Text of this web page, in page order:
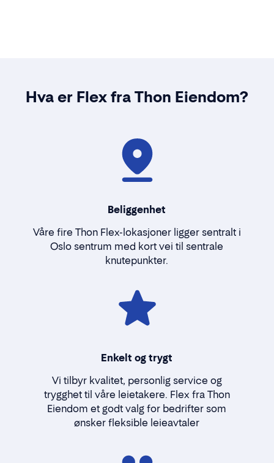
Hva er Flex fra Thon Eiendom?
Beliggenhet
Våre fire Thon Flex-lokasjoner ligger sentralt i
Oslo sentrum med kort vei til sentrale
knutepunkter.
Enkelt og trygt
Vi tilbyr kvalitet, personlig service og
trygghet til våre leietakere. Flex fra Thon
Eiendom et godt valg for bedrifter som
ønsker fleksible leieavtaler